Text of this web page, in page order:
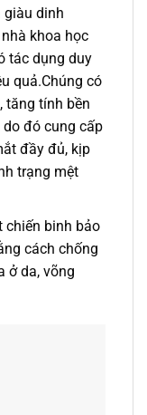
giàu dinh
khoa học
tác dụng duy
quả.Chúng có
tăng tính bền
đó cung cấp
đầy đủ, kịp
trạng mệt
chiến binh bảo
cách chống
ở da, võng